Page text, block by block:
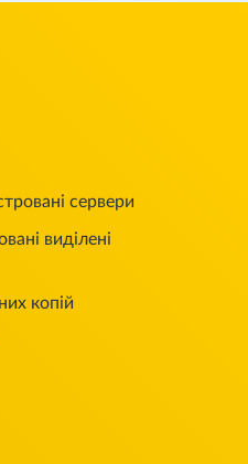
сервери
виділені
копій